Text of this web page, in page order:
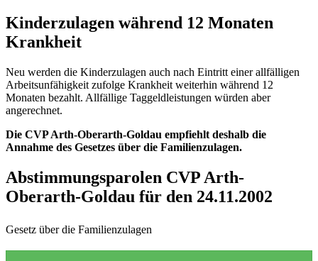
Kinderzulagen während 12 Monaten
Krankheit
Neu werden die Kinderzulagen auch nach Eintritt einer allfälligen
Arbeitsunfähigkeit zufolge Krankheit weiterhin während 12
Monaten bezahlt. Allfällige Taggeldleistungen würden aber
angerechnet.
Die CVP Arth-Oberarth-Goldau empfiehlt deshalb die
Annahme des Gesetzes über die Familienzulagen.
Abstimmungsparolen CVP Arth-
Oberarth-Goldau für den 24.11.2002
Gesetz über die Familienzulagen